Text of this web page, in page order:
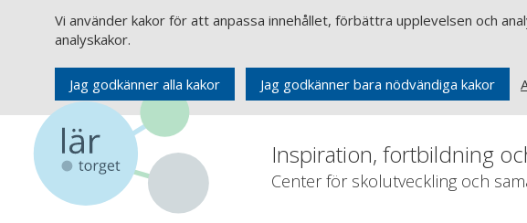
Vi använder kakor för att anpassa innehållet, förbättra upplevelsen och
analyskakor.
Jag godkänner alla kakor Jag godkänner bara nödvändiga kakor
Inspiration, fortbildning
Center för skolutveckling och